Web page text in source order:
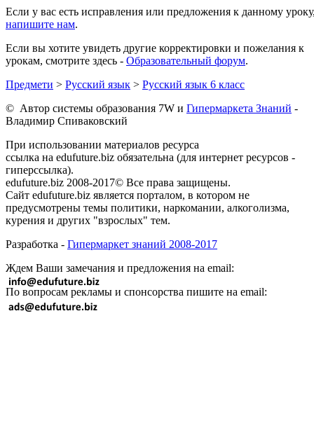
Если у вас есть исправления или предложения к данному
напишите нам.
Если вы хотите увидеть другие корректировки и пожелания к
урокам, смотрите здесь - Образовательный форум.
Предмети > Русский язык > Русский язык 6 класc
© Автор системы образования 7W и Гипермаркета Знаний -
Владимир Спиваковский
При использовании материалов ресурса
ссылка на edufuture.biz обязательна (для интернет ресурсов -
гиперссылка).
edufuture.biz 2008-2017© Все права защищены.
Сайт edufuture.biz является порталом, в котором не
предусмотрены темы политики, наркомании, алкоголизма,
курения и других "взрослых" тем.
Разработка - Гипермаркет знаний 2008-2017
Ждем Ваши замечания и предложения на email:
По вопросам рекламы и спонсорства пишите на email: